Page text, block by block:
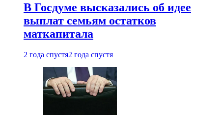
В Госдуме высказались об идее
выплат семьям остатков
маткапитала
2 года спустя2 года спустя